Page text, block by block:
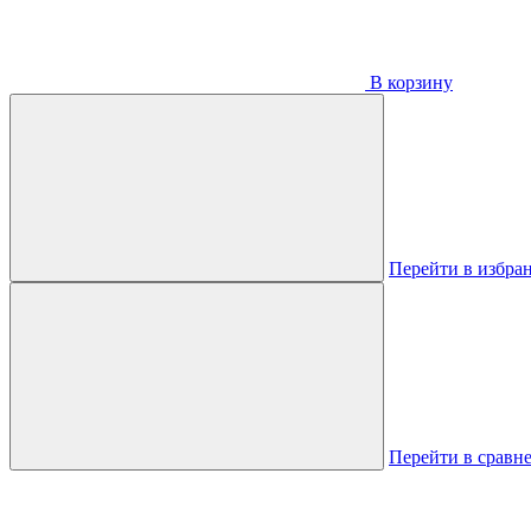
В корзину
Перейти в
Перейти в